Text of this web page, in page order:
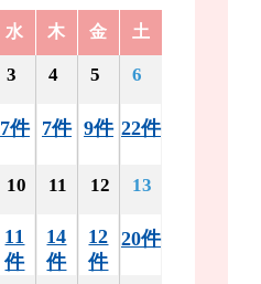
水 木 金 土
3
7件
4
7件
5
9件
6
22件
10
11
件
11
14
件
12
12
件
13
20件